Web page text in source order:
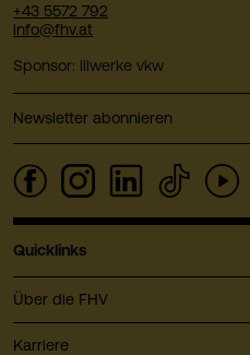
+43 5572 792
info@fhv.at
Sponsor: illwerke vkw
Newsletter abonnieren
Quicklinks
Über die FHV
Karriere